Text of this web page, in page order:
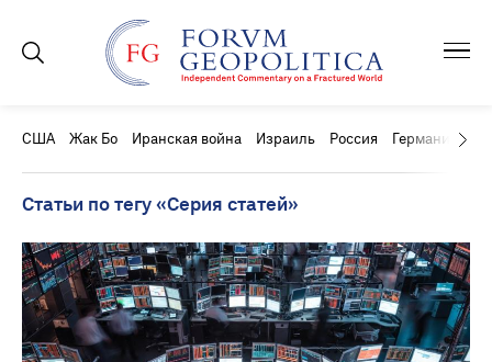
США Жак Бо Иранская война Израиль Россия Германия
Статьи по тегу «Серия статей»